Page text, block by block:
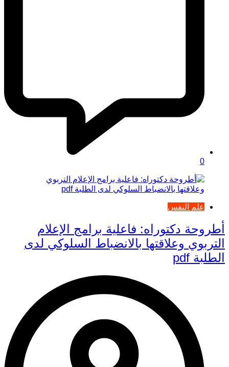
0
علم النفس
أطروحة دكتوراه: فاعلية برامج الإعلام
التربوي وعلاقتها بالانضباط السلوكي لدى
الطلبة pdf